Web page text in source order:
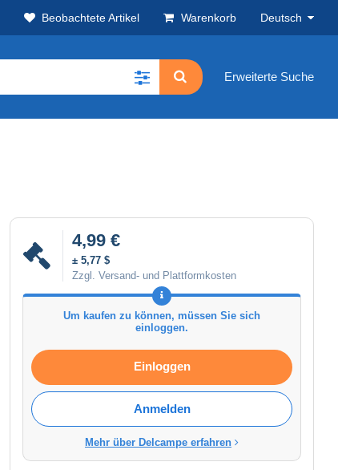
Beobachtete Artikel Warenkorb Deutsch
Erweiterte Suche
4,99 €
± 5,77 $
Zzgl. Versand- und Plattformkosten
Um kaufen zu können, müssen Sie sich
einloggen.
Einloggen
Anmelden
Mehr über Delcampe erfahren